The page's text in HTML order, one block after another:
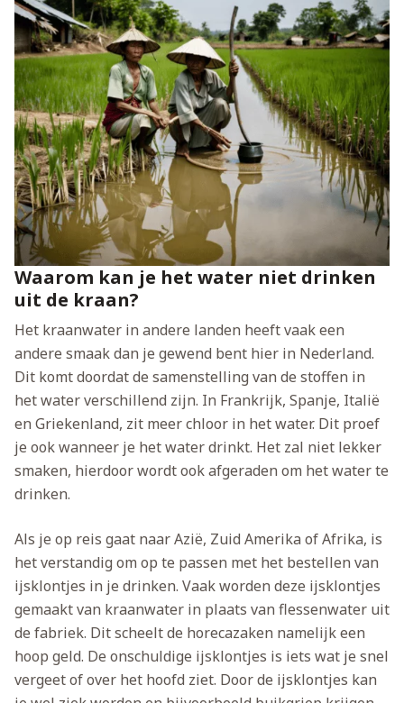
Waarom kan je het water niet drinken
uit de kraan?
Het kraanwater in andere landen heeft vaak een
andere smaak dan je gewend bent hier in Nederland.
Dit komt doordat de samenstelling van de stoffen in
het water verschillend zijn. In Frankrijk, Spanje, Italië
en Griekenland, zit meer chloor in het water. Dit proef
je ook wanneer je het water drinkt. Het zal niet lekker
smaken, hierdoor wordt ook afgeraden om het water te
drinken.
Als je op reis gaat naar Azië, Zuid Amerika of Afrika, is
het verstandig om op te passen met het bestellen van
ijsklontjes in je drinken. Vaak worden deze ijsklontjes
gemaakt van kraanwater in plaats van flessenwater uit
de fabriek. Dit scheelt de horecazaken namelijk een
hoop geld. De onschuldige ijsklontjes is iets wat je snel
vergeet of over het hoofd ziet. Door de ijsklontjes kan